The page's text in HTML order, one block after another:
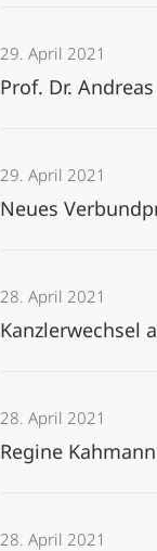
29. April 2021
Prof. Dr.
29. April 2021
Neu­es
28. April 2021
Kanzlerwechsel
28. April 2021
Regine
28. April 2021